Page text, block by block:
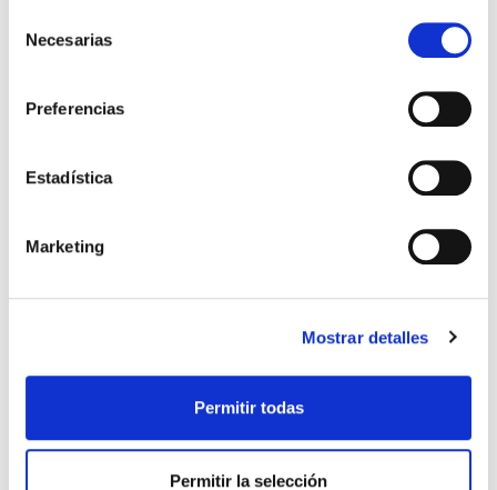
Necesarias
Preferencias
Estadística
Marketing
Mostrar detalles
Permitir todas
Permitir la selección
producto, también
11,95€ 0,60€ (5%)
Historia de la Reforma Tomo
Jean Henri Merle d'Aubigné
14,99€ 0,75€ (5%)